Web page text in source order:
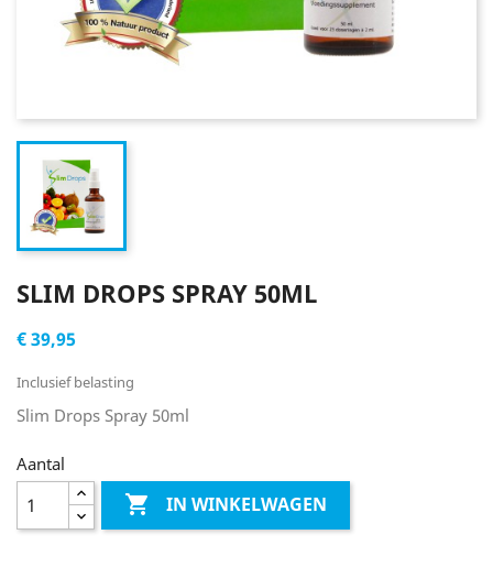
SLIM DROPS SPRAY 50ML
€ 39,95
Inclusief belasting
Slim Drops Spray 50ml
Aantal
 IN WINKELWAGEN